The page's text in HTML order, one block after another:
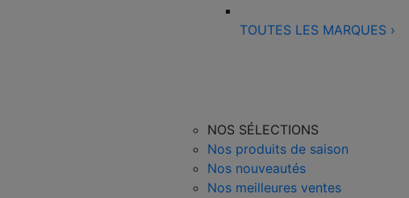
TOUTES LES MARQUES ›
NOS SÉLECTIONS
Nos produits de saison
Nos nouveautés
Nos meilleures ventes